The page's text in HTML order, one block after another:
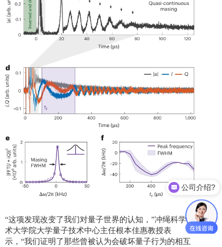
“这项发现改变了我们对量子世界的认知，”冲绳科学技
术大学院大学量子技术中心主任根本佳惠教授表
示，“我们证明了那些曾被认为会破坏量子行为的相互
公司介绍?